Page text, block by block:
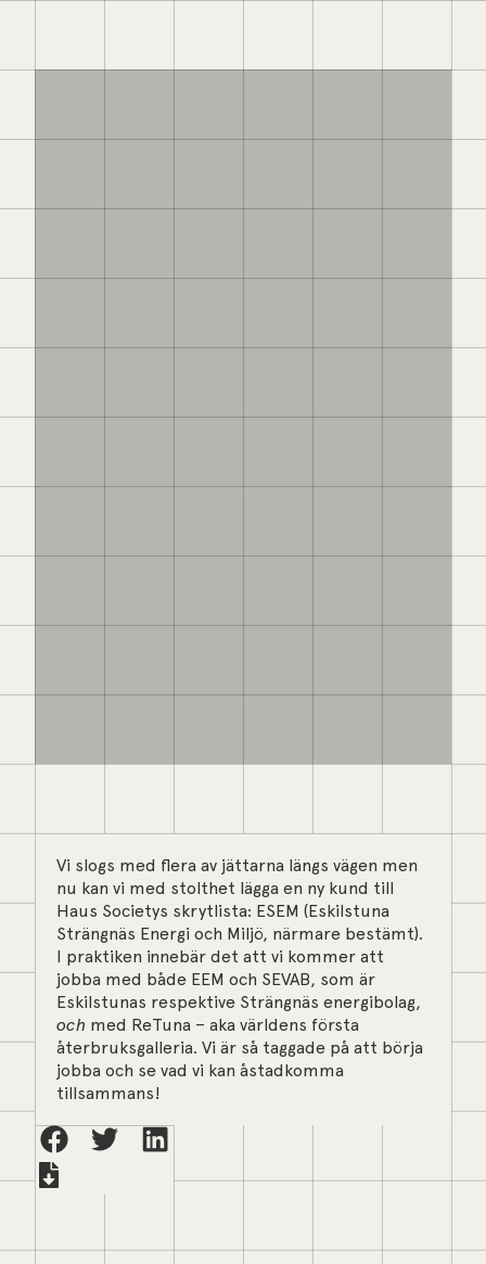
Vi slogs med flera av jättarna längs vägen men
nu kan vi med stolthet lägga en ny kund till
Haus Societys skrytlista: ESEM (Eskilstuna
Strängnäs Energi och Miljö, närmare bestämt).
I praktiken innebär det att vi kommer att
jobba med både EEM och SEVAB, som är
Eskilstunas respektive Strängnäs energibolag,
och med ReTuna – aka världens första
återbruksgalleria. Vi är så taggade på att börja
jobba och se vad vi kan åstadkomma
tillsammans!